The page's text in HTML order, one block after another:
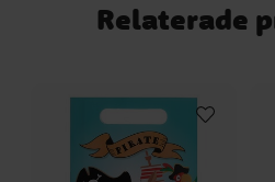
Relaterade